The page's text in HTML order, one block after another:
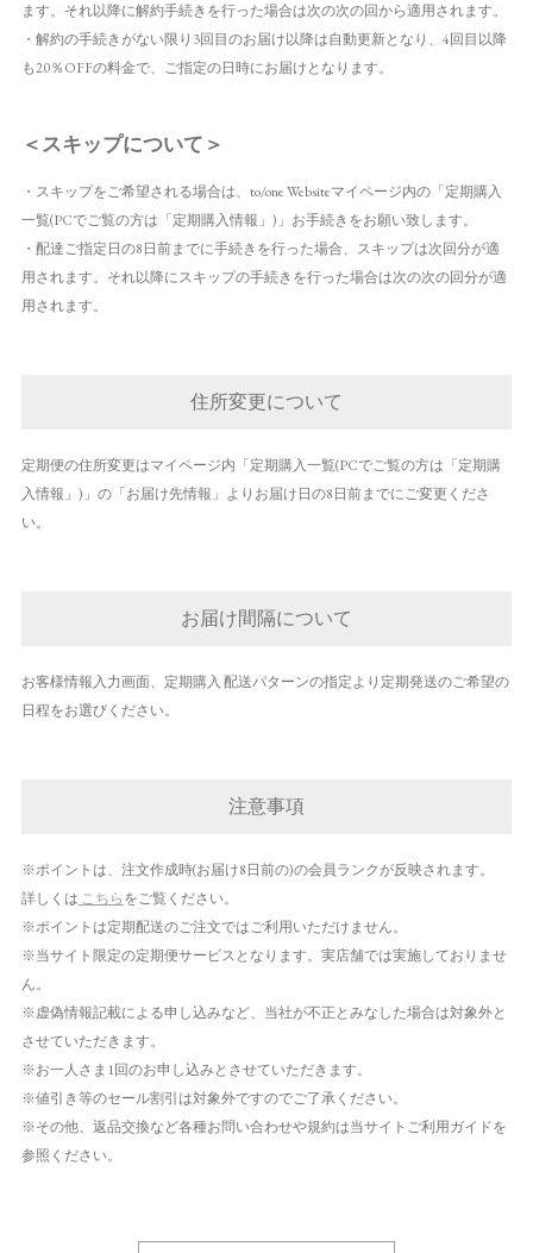
ます。それ以降に解約手続きを行った場合は次の次の回から適用されます。
・解約の手続きがない限り3回目のお届け以降は自動更新となり、4回目以降
も20％OFFの料金で、ご指定の日時にお届けとなります。
＜スキップについて＞
・スキップをご希望される場合は、to/one Websiteマイページ内の「定期購入
一覧(PCでご覧の方は「定期購入情報」)」お手続きをお願い致します。
・配達ご指定日の8日前までに手続きを行った場合、スキップは次回分が適
用されます。それ以降にスキップの手続きを行った場合は次の次の回分が適
用されます。
住所変更について
定期便の住所変更はマイページ内「定期購入一覧(PCでご覧の方は「定期購
入情報」)」の「お届け先情報」よりお届け日の8日前までにご変更くださ
い。
お届け間隔について
お客様情報入力画面、定期購入 配送パターンの指定より定期発送のご希望の
日程をお選びください。
注意事項
※ポイントは、注文作成時(お届け8日前の)の会員ランクが反映されます。
詳しくは こちらをご覧ください。
※ポイントは定期配送のご注文ではご利用いただけません。
※当サイト限定の定期便サービスとなります。実店舗では実施しておりませ
ん。
※虚偽情報記載による申し込みなど、当社が不正とみなした場合は対象外と
させていただきます。
※お一人さま1回のお申し込みとさせていただきます。
※値引き等のセール割引は対象外ですのでご了承ください。
※その他、返品交換など各種お問い合わせや規約は当サイトご利用ガイドを
参照ください。